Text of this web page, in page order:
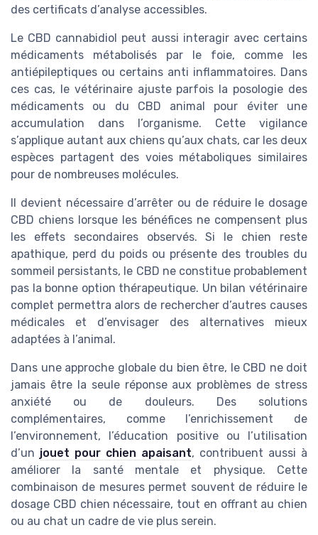
des certificats d’analyse accessibles.
Le CBD cannabidiol peut aussi interagir avec certains
médicaments métabolisés par le foie, comme les
antiépileptiques ou certains anti inflammatoires. Dans
ces cas, le vétérinaire ajuste parfois la posologie des
médicaments ou du CBD animal pour éviter une
accumulation dans l’organisme. Cette vigilance
s’applique autant aux chiens qu’aux chats, car les deux
espèces partagent des voies métaboliques similaires
pour de nombreuses molécules.
Il devient nécessaire d’arrêter ou de réduire le dosage
CBD chiens lorsque les bénéfices ne compensent plus
les effets secondaires observés. Si le chien reste
apathique, perd du poids ou présente des troubles du
sommeil persistants, le CBD ne constitue probablement
pas la bonne option thérapeutique. Un bilan vétérinaire
complet permettra alors de rechercher d’autres causes
médicales et d’envisager des alternatives mieux
adaptées à l’animal.
Dans une approche globale du bien être, le CBD ne doit
jamais être la seule réponse aux problèmes de stress
anxiété ou de douleurs. Des solutions
complémentaires, comme l’enrichissement de
l’environnement, l’éducation positive ou l’utilisation
d’un jouet pour chien apaisant, contribuent aussi à
améliorer la santé mentale et physique. Cette
combinaison de mesures permet souvent de réduire le
dosage CBD chien nécessaire, tout en offrant au chien
ou au chat un cadre de vie plus serein.